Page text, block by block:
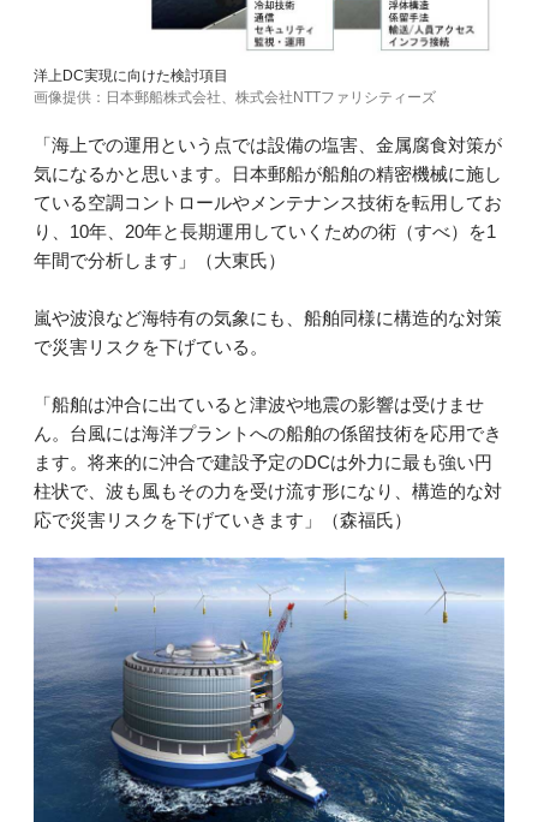
洋上DC実現に向けた検討項目
画像提供：日本郵船株式会社、株式会社NTTファリシティーズ
「海上での運用という点では設備の塩害、金属腐食対策が
気になるかと思います。日本郵船が船舶の精密機械に施し
ている空調コントロールやメンテナンス技術を転用してお
り、10年、20年と長期運用していくための術（すべ）を1
年間で分析します」（大東氏）
嵐や波浪など海特有の気象にも、船舶同様に構造的な対策
で災害リスクを下げている。
「船舶は沖合に出ていると津波や地震の影響は受けませ
ん。台風には海洋プラントへの船舶の係留技術を応用でき
ます。将来的に沖合で建設予定のDCは外力に最も強い円
柱状で、波も風もその力を受け流す形になり、構造的な対
応で災害リスクを下げていきます」（森福氏）